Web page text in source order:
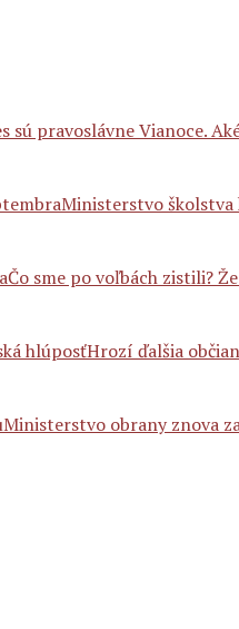
sú pravoslávne Vianoce.
Ministerstvo školstva
Čo sme po voľbách zistili?
Hrozí ďalšia
Ministerstvo obrany znova